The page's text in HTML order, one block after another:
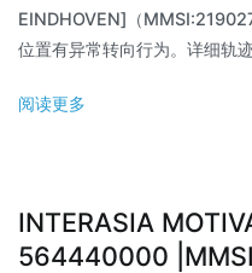
EINDHOVEN]（
位置有异常转向行为。详细轨
阅读更多
INTERASIA
564440000